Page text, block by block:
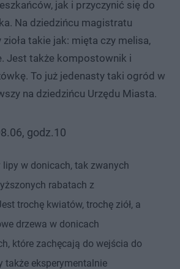
jak i przyczynić się do
Na dziedzińcu magistratu
zioła takie jak: mięta czy melisa,
Jest także kompostownik i
To już jedenasty taki ogród w
na dziedzińcu Urzędu Miasta.
godz.10
lipy w donicach, tak zwanych
rabatach z
trochę kwiatów, trochę ziół, a
drzewa w donicach
które zachęcają do wejścia do
także eksperymentalnie